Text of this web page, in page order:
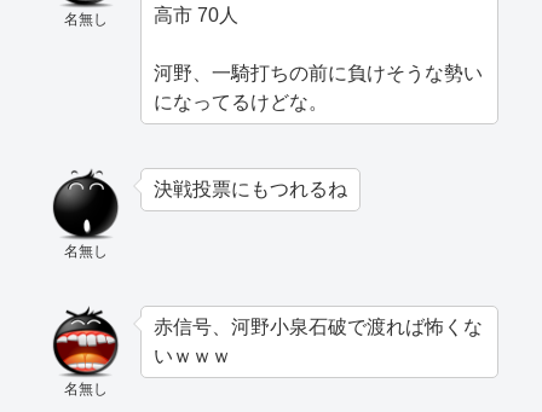
名無し
高市 70人
河野、一騎打ちの前に負けそうな勢い
になってるけどな。
名無し
決戦投票にもつれるね
名無し
赤信号、河野小泉石破で渡れば怖くな
いｗｗｗ